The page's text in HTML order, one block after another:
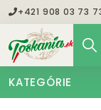
+421 908 03 73
KATEGÓRIE